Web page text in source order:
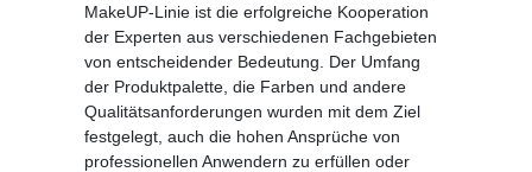
MakeUP-Linie ist die erfolgreiche Kooperation
der Experten aus verschiedenen Fachgebieten
von entscheidender Bedeutung. Der Umfang
der Produktpalette, die Farben und andere
Qualitätsanforderungen wurden mit dem Ziel
festgelegt, auch die hohen Ansprüche von
professionellen Anwendern zu erfüllen oder